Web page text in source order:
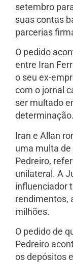
setembro
suas contas
parcerias
O pedido
entre Iran
o seu ex-
com o jornal
ser multado
determinação.
Iran e Allan
uma multa de
Pedreiro,
unilateral. A
influenciador
rendimentos,
milhões.
O pedido de
Pedreiro
os depósitos